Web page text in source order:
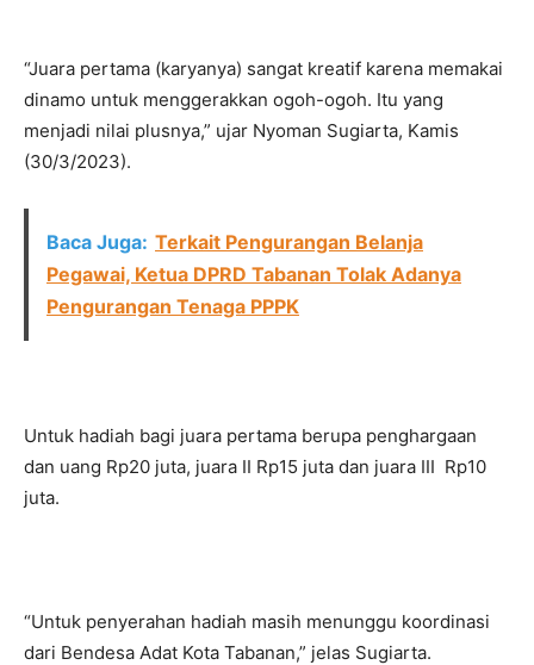
“Juara pertama (karyanya) sangat kreatif karena memakai
dinamo untuk menggerakkan ogoh-ogoh. Itu yang
menjadi nilai plusnya,” ujar Nyoman Sugiarta, Kamis
(30/3/2023).
Baca Juga: Terkait Pengurangan Belanja
Pegawai, Ketua DPRD Tabanan Tolak Adanya
Pengurangan Tenaga PPPK
Untuk hadiah bagi juara pertama berupa penghargaan
dan uang Rp20 juta, juara II Rp15 juta dan juara III Rp10
juta.
“Untuk penyerahan hadiah masih menunggu koordinasi
dari Bendesa Adat Kota Tabanan,” jelas Sugiarta.